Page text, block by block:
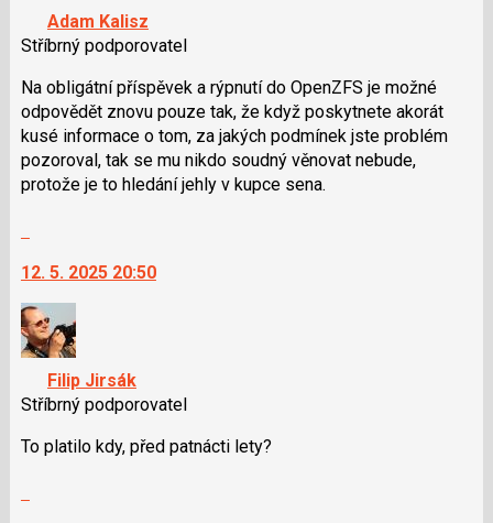
navigaci
lze
použít
i
klávesy
N
pro
následující
předchozí
nový
názor
Adam Kalisz
Stříbrný podporovatel
Na obligátní příspěvek a rýpnutí do OpenZFS je možné
odpovědět znovu pouze tak, že když poskytnete akorát
kusé informace o tom, za jakých podmínek jste problém
pozoroval, tak se mu nikdo soudný věnovat nebude,
protože je to hledání jehly v kupce sena.
další
nový
názor.
K
navigaci
lze
použít
i
12. 5. 2025 20:50
Filip Jirsák
Stříbrný podporovatel
To platilo kdy, před patnácti lety?